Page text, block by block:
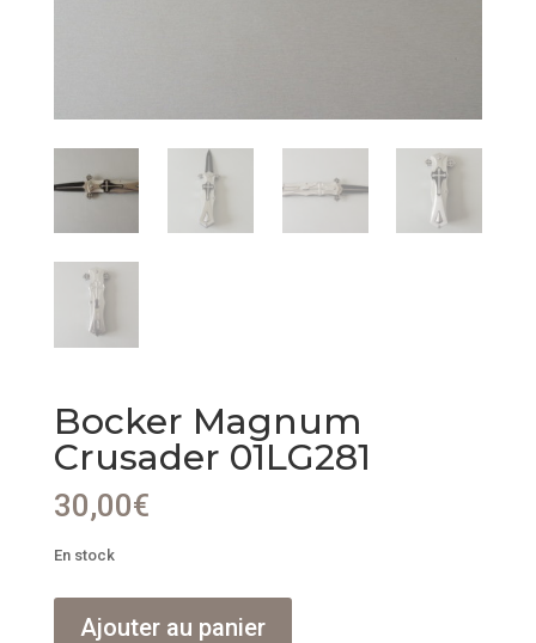
Bocker Magnum
Crusader 01LG281
30,00€
En stock
Ajouter au panier